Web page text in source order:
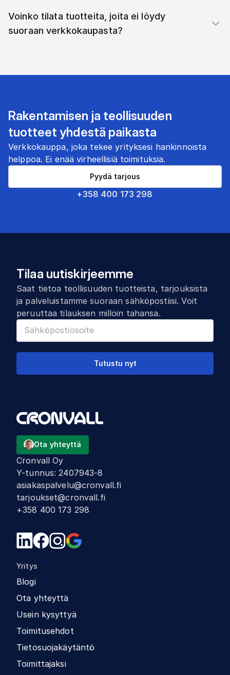
Voinko tilata tuotteita, joita ei löydy
suoraan verkkokaupasta?
Rakentamisen ja teollisuuden
tuotteet yhdestä paikasta
Verkkokauppa, joka tekee yrityksesi hankinnoista
helppoa. Ei enää virheellisiä toimituksia.
+358 400 173 298
Pyydä tarjous
Tilaa uutiskirjeemme
Saat tietoa teollisuuden tuotteista, tarjouksista
ja palveluistamme suoraan sähköpostiisi. Voit
peruuttaa tilauksen milloin tahansa.
Tutustu nyt
Ota yhteyttä
Cronvall Oy
Y-tunnus:2407943-8
asiakaspalvelu@cronvall.fi
tarjoukset@cronvall.fi
+358 400 173 298
Yritys
Blogi
Ota yhteyttä
Usein kysyttyä
Toimitusehdot
Tietosuojakäytäntö
Toimittajaksi